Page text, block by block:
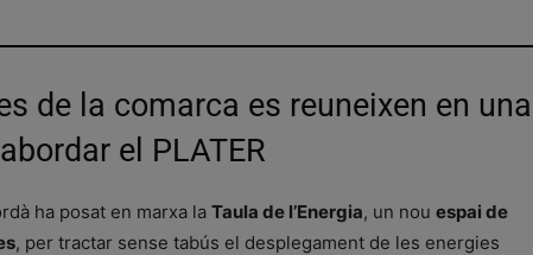
de la comarca es reuneixen en una
el PLATER
ha posat en marxa la Taula de l’Energia, un nou espai de
, per tractar sense tabús el desplegament de les energies